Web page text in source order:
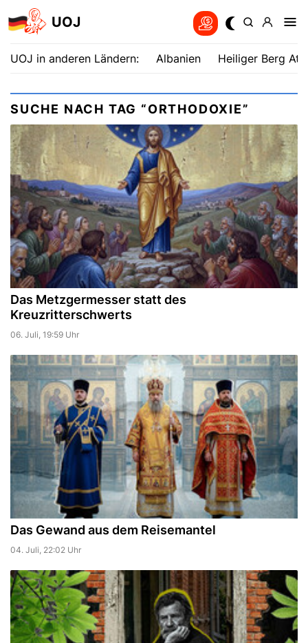
UOJ
UOJ in anderen Ländern: Albanien Heiliger Berg
SUCHE NACH TAG “ORTHODOXIE”
Das Metzgermesser statt des
Kreuzritterschwerts
06. Juli, 19:59 Uhr
Das Gewand aus dem Reisemantel
04. Juli, 22:02 Uhr